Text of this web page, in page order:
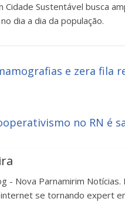
Cidade Sustentável busca
dia a dia da população.
e zera fila
no RN é
- Nova Parnamirim
internet se tornando expert